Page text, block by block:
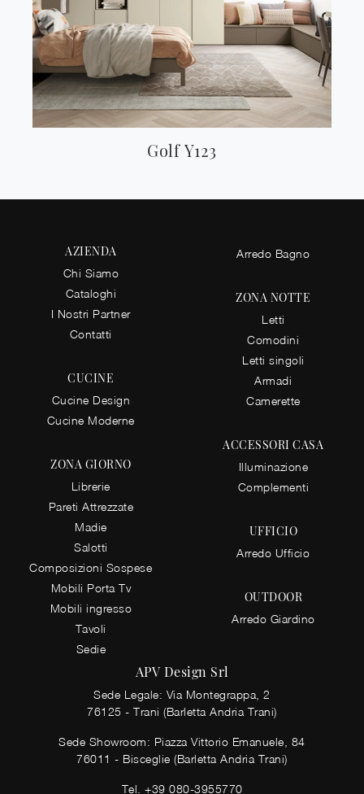
Golf Y123
AZIENDA
Chi Siamo
Cataloghi
I Nostri Partner
Contatti
CUCINE
Cucine Design
Cucine Moderne
ZONA GIORNO
Librerie
Pareti Attrezzate
Madie
Salotti
Composizioni Sospese
Mobili Porta Tv
Mobili ingresso
Tavoli
Sedie
Arredo Bagno
ZONA NOTTE
Letti
Comodini
Letti singoli
Armadi
Camerette
ACCESSORI CASA
Illuminazione
Complementi
UFFICIO
Arredo Ufficio
OUTDOOR
Arredo Giardino
APV Design Srl
Sede Legale: Via Montegrappa, 2
76125 - Trani (Barletta Andria Trani)
Sede Showroom: Piazza Vittorio Emanuele, 84
76011 - Bisceglie (Barletta Andria Trani)
Tel. +39 080-3955770